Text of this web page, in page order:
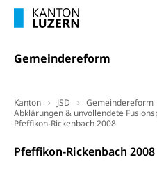
Gemeindereform
Kanton JSD Gemeindereform
Abklärungen & unvollendete
Pfeffikon-Rickenbach 2008
Pfeffikon-Rickenbach 2008
internationale
Cassis-deDijon-Prinzip
Krankenversicherung
Krankheit, Unfall,
Krankenkasse